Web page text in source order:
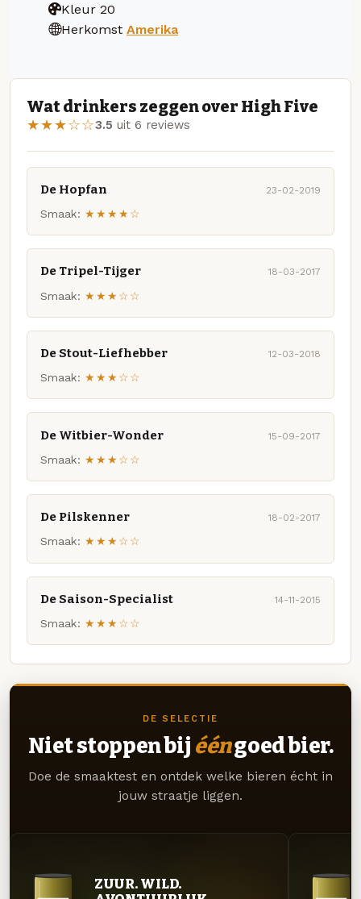
Kleur 20
Herkomst Amerika
Wat drinkers zeggen over High Five
★★★☆☆3.5 uit 6 reviews
De Hopfan 23-02-2019
Smaak: ★★★★☆
De Tripel-Tijger 18-03-2017
Smaak: ★★★☆☆
De Stout-Liefhebber 12-03-2018
Smaak: ★★★☆☆
De Witbier-Wonder 15-09-2017
Smaak: ★★★☆☆
De Pilskenner 18-02-2017
Smaak: ★★★☆☆
De Saison-Specialist 14-11-2015
Smaak: ★★★☆☆
DE SELECTIE
Niet stoppen bij ééngoed bier.
Doe de smaaktest en ontdek welke bieren écht in
jouw straatje liggen.
ZUUR. WILD.